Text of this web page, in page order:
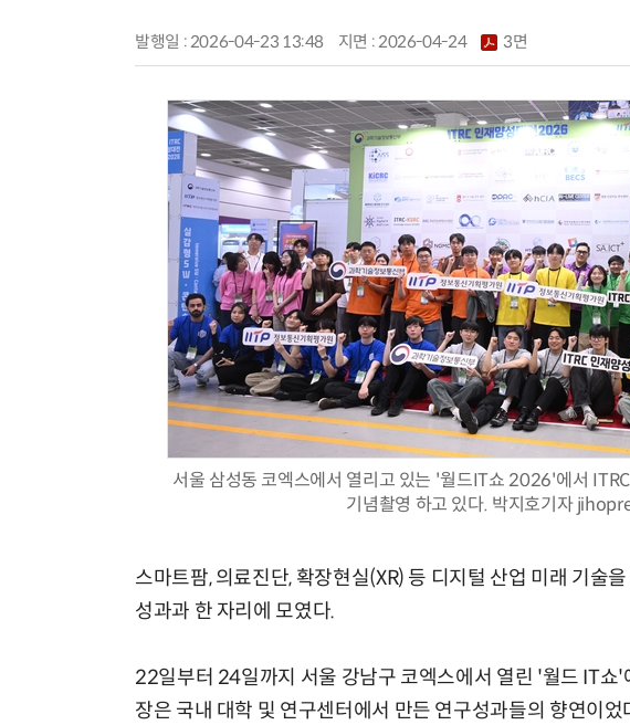
발행일 : 2026-04-23 13:48 지면 :2026-04-24 3면
서울 삼성동 코엑스에서 열리고 있는 '월드IT쇼 2026'에서
기념촬영 하고 있다. 박지호기자
스마트팜, 의료진단, 확장현실(XR) 등 디지털 산업 미래 기술
성과과 한 자리에 모였다.
22일부터 24일까지 서울 강남구 코엑스에서 열린 '월드 IT쇼
장은 국내 대학 및 연구센터에서 만든 연구성과들의 향연이